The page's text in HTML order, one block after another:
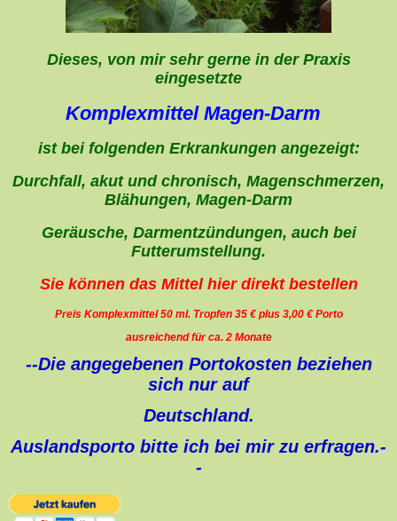
Dieses, von mir sehr gerne in der Praxis
eingesetzte
Komplexmittel Magen-Darm
ist bei folgenden Erkrankungen angezeigt:
Durchfall, akut und chronisch, Magenschmerzen,
Blähungen, Magen-Darm
Geräusche, Darmentzündungen, auch bei
Futterumstellung.
Sie können das Mittel hier direkt bestellen
Preis Komplexmittel 50 ml. Tropfen 35 € plus 3,00 € Porto
ausreichend für ca. 2 Monate
--Die angegebenen Portokosten beziehen
sich nur auf
Deutschland.
Auslandsporto bitte ich bei mir zu erfragen.-
-